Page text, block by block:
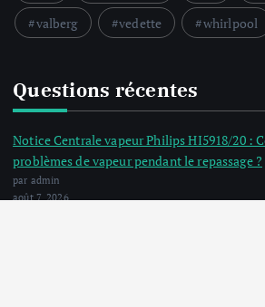
valberg
vedette whirlpool
Questions récentes
Notice Centrale vapeur Philips HI5918/20 :
problèmes de vapeur pendant le repassage ?
par admin
août 7, 2026